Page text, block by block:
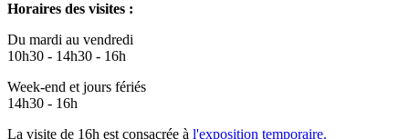
Horaires des visites :
Du mardi au vendredi
10h30 - 14h30 - 16h
Week-end et jours fériés
14h30 - 16h
La visite de 16h est consacrée à l'exposition temporaire.